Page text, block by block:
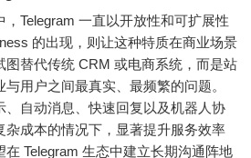
Telegram 一直以开放性和可扩展性
的出现，则让这种特质在商业场景
图替代传统 CRM 或电商系统，而是站
用户之间最真实、最频繁的问题。
、自动消息、快速回复以及机器人协
杂成本的情况下，显著提升服务效率
Telegram 生态中建立长期沟通阵地